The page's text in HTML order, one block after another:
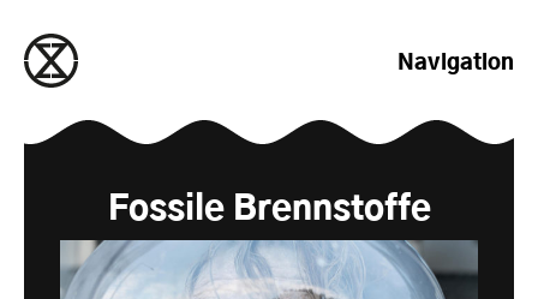
Navigation
Fossile Brennstoffe